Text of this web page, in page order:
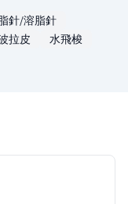
針/溶脂針
拉皮
水飛梭